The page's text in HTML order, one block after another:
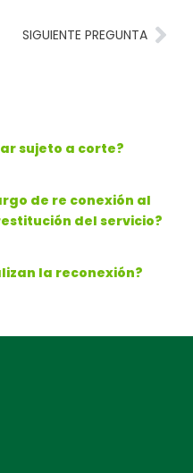
SIGUIENTE PREGUNTA
sujeto a corte?
de re conexión al
del servicio?
la reconexión?